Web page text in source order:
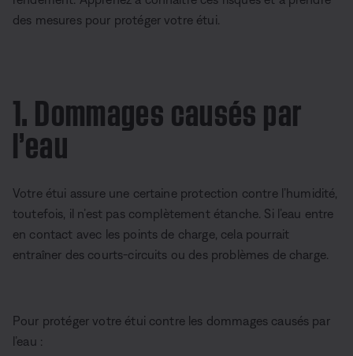
des mesures pour protéger votre étui.
1. Dommages causés par
l’eau
Votre étui assure une certaine protection contre l’humidité,
toutefois, il n’est pas complètement étanche. Si l’eau entre
en contact avec les points de charge, cela pourrait
entraîner des courts-circuits ou des problèmes de charge.
Pour protéger votre étui contre les dommages causés par
l’eau :